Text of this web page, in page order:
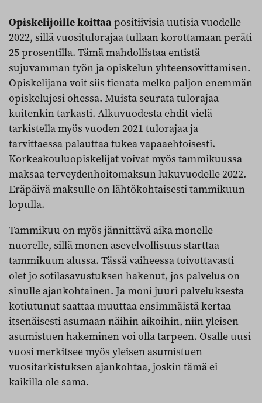
Opiskelijoille koittaapositiivisia uutisia vuodelle
2022, sillä vuositulorajaa tullaan korottamaan peräti
25 prosentilla. Tämä mahdollistaa entistä
sujuvamman työn ja opiskelun yhteensovittamisen.
Opiskelijana voit siis tienata melko paljon enemmän
opiskelujesi ohessa. Muista seurata tulorajaa
kuitenkin tarkasti. Alkuvuodesta ehdit vielä
tarkistella myös vuoden 2021 tulorajaa ja
tarvittaessa palauttaa tukea vapaaehtoisesti.
Korkeakouluopiskelijat voivat myös tammikuussa
maksaa terveydenhoitomaksun lukuvuodelle 2022.
Eräpäivä maksulle on lähtökohtaisesti tammikuun
lopulla.
Tammikuu on myös jännittävä aika monelle
nuorelle, sillä monen asevelvollisuus starttaa
tammikuun alussa. Tässä vaiheessa toivottavasti
olet jo sotilasavustuksen hakenut, jos palvelus on
sinulle ajankohtainen. Ja moni juuri palveluksesta
kotiutunut saattaa muuttaa ensimmäistä kertaa
itsenäisesti asumaan näihin aikoihin, niin yleisen
asumistuen hakeminen voi olla tarpeen. Osalle uusi
vuosi merkitsee myös yleisen asumistuen
vuositarkistuksen ajankohtaa, joskin tämä ei
kaikilla ole sama.